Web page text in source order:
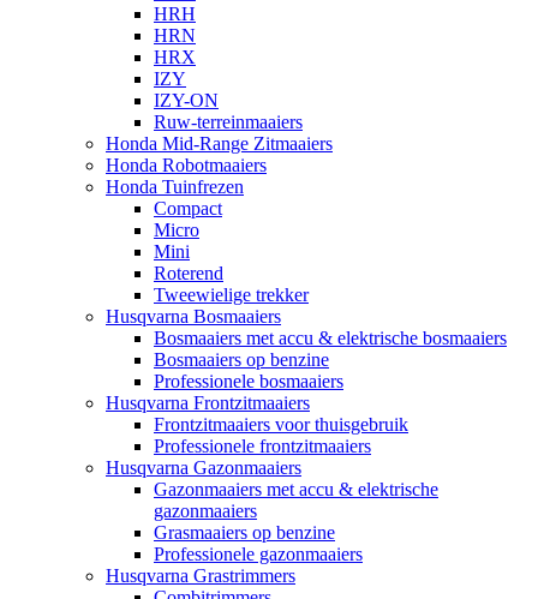
HRH
HRN
HRX
IZY
IZY-ON
Ruw-terreinmaaiers
Honda Mid-Range Zitmaaiers
Honda Robotmaaiers
Honda Tuinfrezen
Compact
Micro
Mini
Roterend
Tweewielige trekker
Husqvarna Bosmaaiers
Bosmaaiers met accu & elektrische bosmaaiers
Bosmaaiers op benzine
Professionele bosmaaiers
Husqvarna Frontzitmaaiers
Frontzitmaaiers voor thuisgebruik
Professionele frontzitmaaiers
Husqvarna Gazonmaaiers
Gazonmaaiers met accu & elektrische
gazonmaaiers
Grasmaaiers op benzine
Professionele gazonmaaiers
Husqvarna Grastrimmers